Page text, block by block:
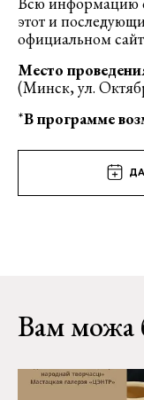
этот и
официальном
Место
(Минск, ул.
*В программе
Вам можа